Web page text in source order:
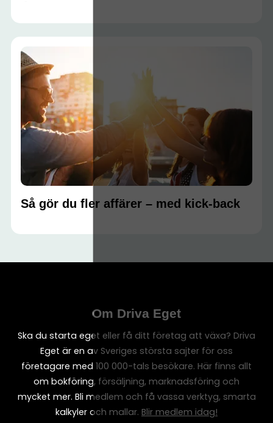
Så gör du fler affärer – med kick-back
Om Driva Eget
Ska du starta eget eller få ditt företag att växa? Driva
Eget är en av Sveriges största sajter för oss
företagare med 100 000-tals besökare. Här finns allt
om bokföring, försäljning, marknadsföring och
mycket mer. Bli medlem och få vassa verktyg, smarta
kalkyler och mallar. Blir medlem idag!